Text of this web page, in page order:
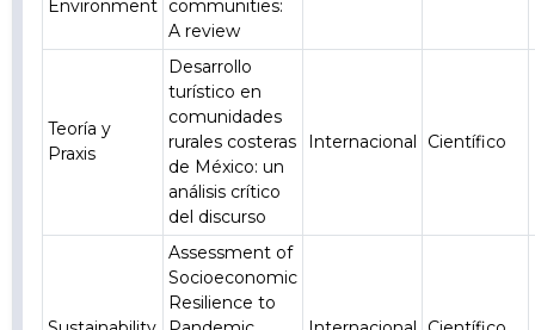
Environment communities:
A review
Teoría y
Praxis
Desarrollo
turístico en
comunidades
rurales costeras
de México: un
análisis crítico
del discurso
Internacional Científico
Assessment of
Socioeconomic
Resilience to